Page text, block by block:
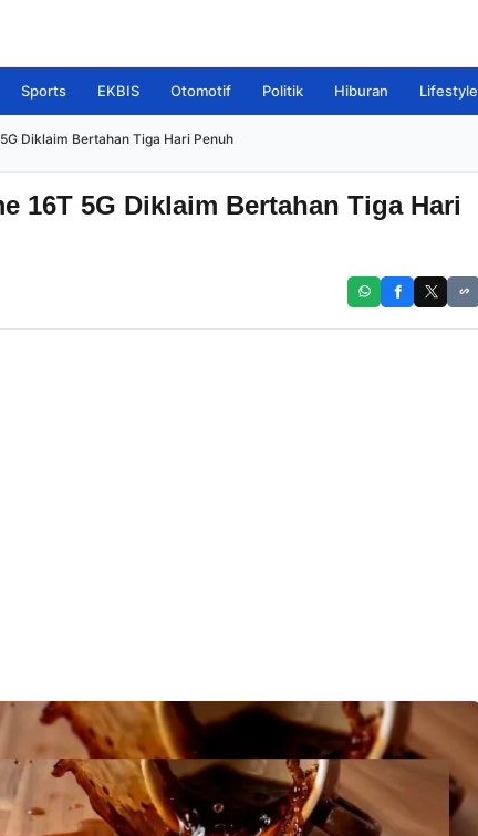
Sports EKBIS Otomotif Politik Hiburan Lifestyle
Diklaim Bertahan Tiga Hari Penuh
16T 5G Diklaim Bertahan Tiga Hari